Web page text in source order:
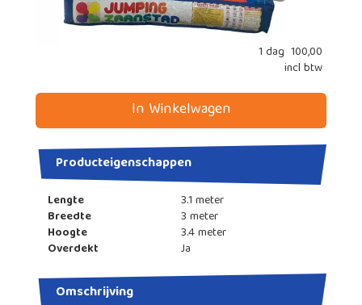
1 dag 100,00
incl btw
In Winkelwagen
Producteigenschappen
Lengte
3.1 meter
Breedte
3 meter
Hoogte
3.4 meter
Overdekt
Ja
Omschrijving